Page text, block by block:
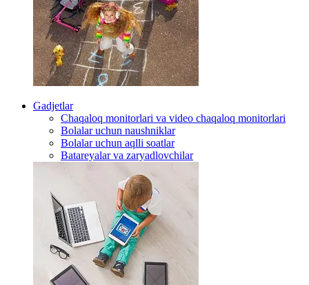
Gadjetlar
Chaqaloq monitorlari va video chaqaloq monitorlari
Bolalar uchun naushniklar
Bolalar uchun aqlli soatlar
Batareyalar va zaryadlovchilar